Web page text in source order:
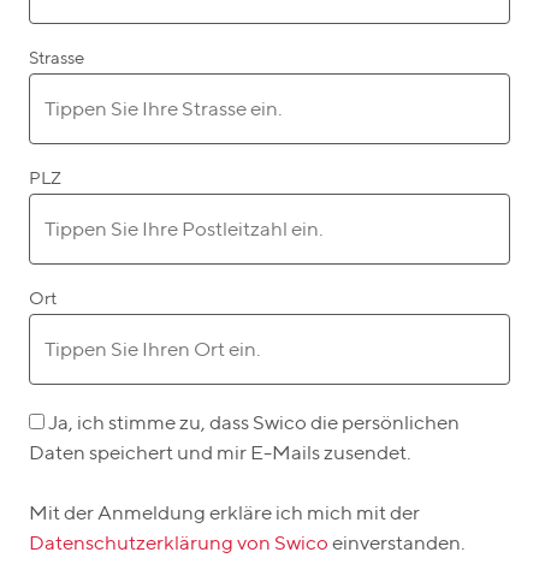
Strasse
PLZ
Ort
Ja, ich stimme zu, dass Swico die persönlichen
Daten speichert und mir E-Mails zusendet.
Mit der Anmeldung erkläre ich mich mit der
Datenschutzerklärung von Swico einverstanden.